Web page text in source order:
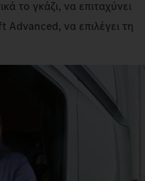
το γκάζι, να επιταχύνει
να επιλέγει τη